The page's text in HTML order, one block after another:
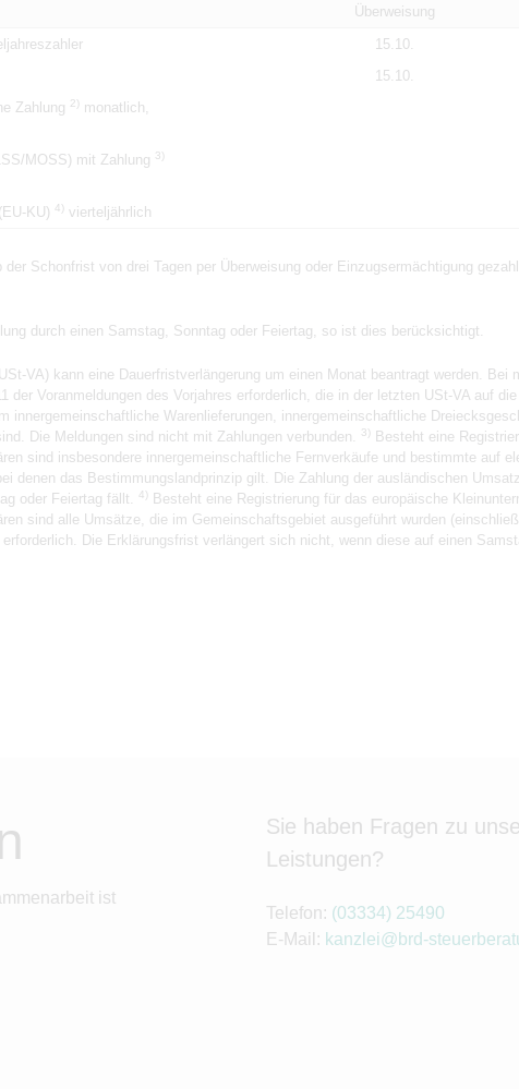
Überweisung
15.10.
15.10.
Zahlung 2) monatlich,
MOSS) mit Zahlung 3)
KU) 4) vierteljährlich
Schonfrist von drei Tagen per Überweisung oder Einzugsermächtigung
durch einen Samstag, Sonntag oder Feiertag, so ist dies berücksichtigt.
VA) kann eine Dauerfristverlängerung um einen Monat beantragt werden.
Voranmeldungen des Vorjahres erforderlich, die in der letzten USt-VA auf
Warenlieferungen, innergemeinschaftliche
Die Meldungen sind nicht mit Zahlungen verbunden.
3)
Besteht eine
sind insbesondere innergemeinschaftliche Fernverkäufe und bestimmte auf
denen das Bestimmungslandprinzip gilt. Die Zahlung der ausländischen
oder Feiertag fällt.
4)
Besteht eine Registrierung für das europäische
sind alle Umsätze, die im Gemeinschaftsgebiet ausgeführt wurden
Die Erklärungsfrist verlängert sich nicht, wenn diese auf einen
ist
Sie haben Fragen zu
Leistungen?
Telefon: (03334) 25490
E-Mail: kanzlei@brd-